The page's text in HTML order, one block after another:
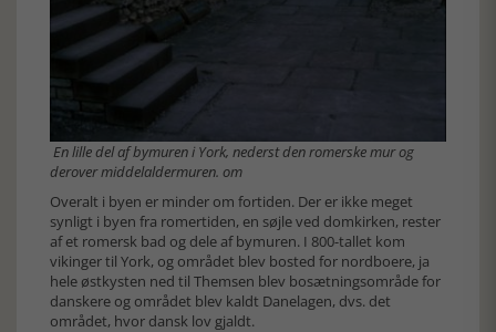
En lille del af bymuren i York, nederst den romerske mur og
derover middelaldermuren. om
Overalt i byen er minder om fortiden. Der er ikke meget
synligt i byen fra romertiden, en søjle ved domkirken, rester
af et romersk bad og dele af bymuren. I 800-tallet kom
vikinger til York, og området blev bosted for nordboere, ja
hele østkysten ned til Themsen blev bosætningsområde for
danskere og området blev kaldt Danelagen, dvs. det
området, hvor dansk lov gjaldt.